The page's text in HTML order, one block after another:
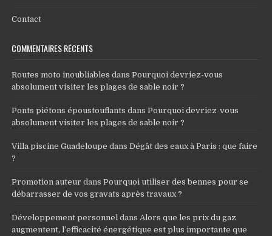
Contact
COMMENTAIRES RÉCENTS
Routes moto inoubliables dansPourquoi devriez-vous
absolument visiter les plages de sable noir ?
Ponts piétons époustouflants dansPourquoi devriez-vous
absolument visiter les plages de sable noir ?
Villa piscine Guadeloupe dansDégât des eaux à Paris : que faire
?
Promotion auteur dansPourquoi utiliser des bennes pour se
débarrasser de vos gravats après travaux ?
Développement personnel dans Alors que les prix du gaz
augmentent, l’efficacité énergétique est plus importante que